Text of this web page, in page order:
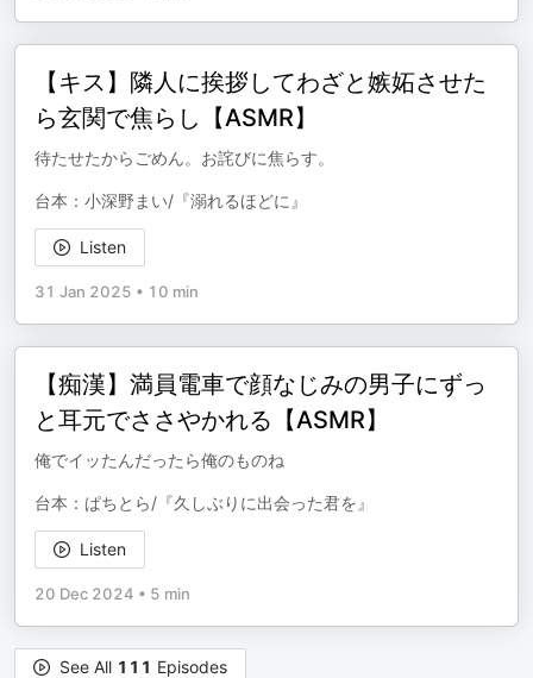
【キス】隣人に挨拶してわざと嫉妬させた
ら玄関で焦らし【ASMR】
待たせたからごめん。お詫びに焦らす。
台本：小深野まい/『溺れるほどに』
Listen
31 Jan 2025 • 10 min
【痴漢】満員電車で顔なじみの男子にずっ
と耳元でささやかれる【ASMR】
俺でイッたんだったら俺のものね
台本：ぱちとら/『久しぶりに出会った君を』
Listen
20 Dec 2024 • 5 min
See All 111 Episodes